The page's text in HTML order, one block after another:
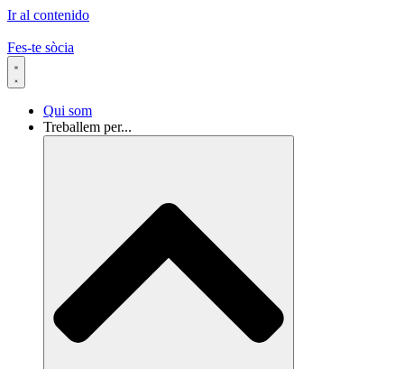
Ir al contenido
Fes-te sòcia
Qui som
Treballem per...